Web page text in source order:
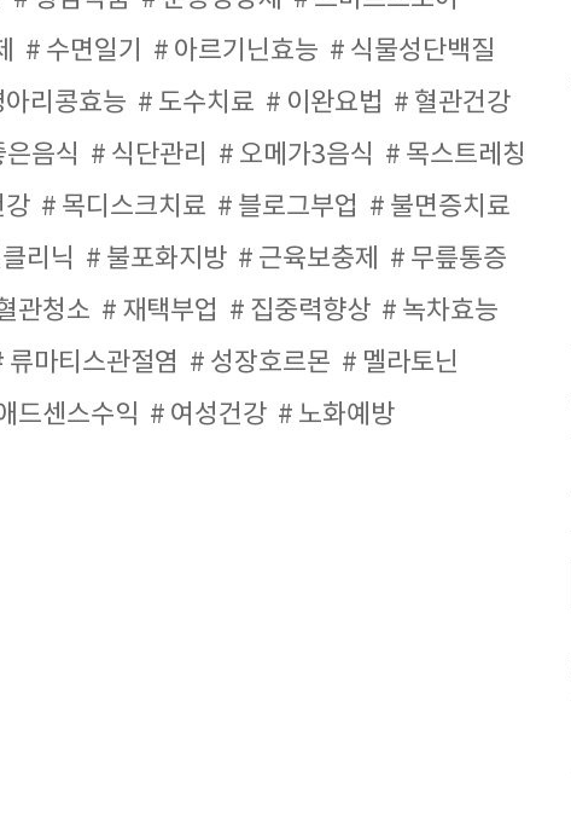
수면일기 아르기닌효능
식물성단백질
아리콩효능 도수치료 이완요법
혈관건강
음식 식단관리 오메가3음식
목스트레칭
강 목디스크치료 블로그부업
불면증치료
리닉 불포화지방 근육보충제
무릎통증
관청소 재택부업 집중력향상
녹차효능
류마티스관절염 성장호르몬
멜라토닌
드센스수익 여성건강 노화예방